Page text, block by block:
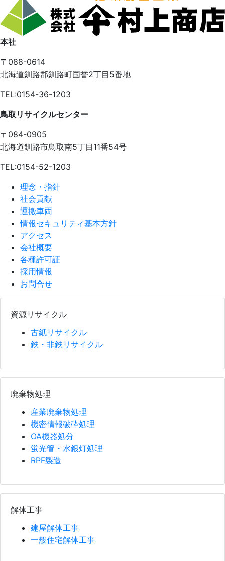
本社
〒088-0614
北海道釧路郡釧路町国誉2丁目5番地
TEL:0154-36-1203
鳥取リサイクルセンター
〒084-0905
北海道釧路市鳥取南5丁目11番54号
TEL:0154-52-1203
理念・指針
社会貢献
運搬車両
情報セキュリティ基本方針
アクセス
会社概要
各種許可証
採用情報
お問合せ
資源リサイクル
古紙リサイクル
鉄・非鉄リサイクル
廃棄物処理
産業廃棄物処理
機密情報破砕処理
OA機器処分
蛍光管・水銀灯処理
RPF製造
解体工事
建屋解体工事
一般住宅解体工事